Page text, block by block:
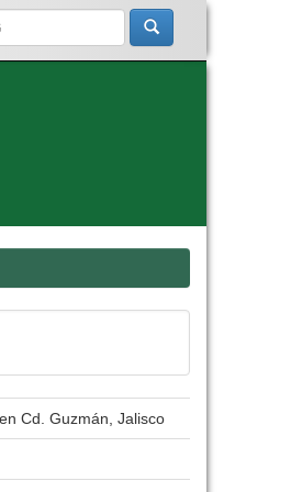
Cd. Guzmán, Jalisco